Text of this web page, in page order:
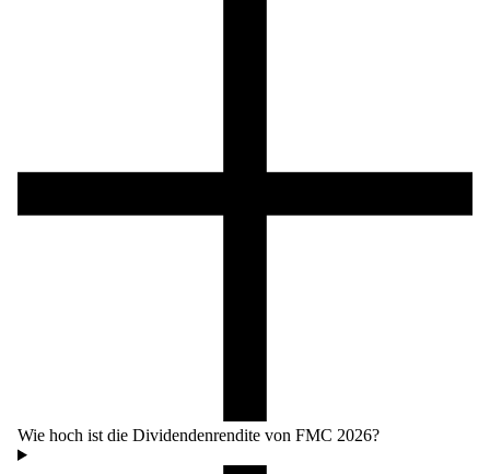
Wie hoch ist die Dividendenrendite von FMC 2026?